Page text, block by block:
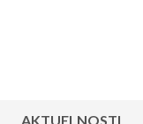
AKTUELNOSTI